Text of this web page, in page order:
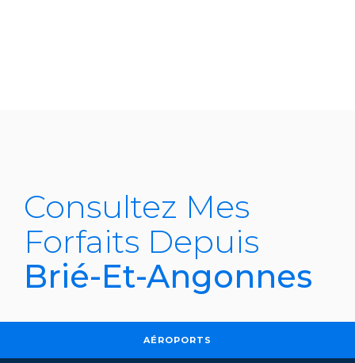
Consultez Mes
Forfaits Depuis
Brié-Et-Angonnes
AÉROPORTS